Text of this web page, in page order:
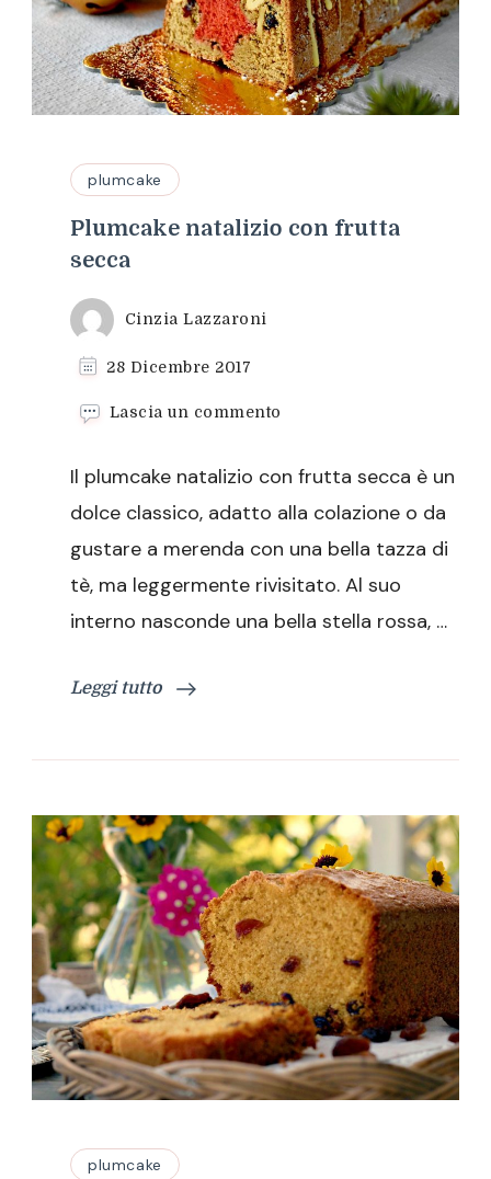
plumcake
Plumcake natalizio con frutta
secca
Cinzia Lazzaroni
28 Dicembre 2017
Lascia un commento
con
frutta
Il plumcake natalizio con frutta secca è un
dolce classico, adatto alla colazione o da
gustare a merenda con una bella tazza di
tè, ma leggermente rivisitato. Al suo
interno nasconde una bella stella rossa, …
Leggi tutto
plumcake